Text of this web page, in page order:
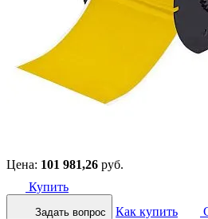
Цена: 101 981,26 руб.
Купить
Задать вопрос Как купить